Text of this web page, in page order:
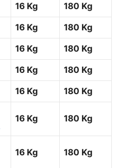
16 Kg 180 Kg
16 Kg 180 Kg
16 Kg 180 Kg
16 Kg 180 Kg
16 Kg 180 Kg
16 Kg 180 Kg
16 Kg 180 Kg